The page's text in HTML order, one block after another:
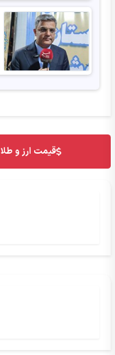
قیمت ارز و طلا